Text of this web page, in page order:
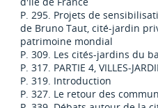
P. 295. Projets de
de Bruno Taut, cité-jardin
patrimoine mondial
P. 309. Les cités-jardins du
P. 317. PARTIE 4, VILLES-
P. 319. Introduction
P. 327. Le retour des